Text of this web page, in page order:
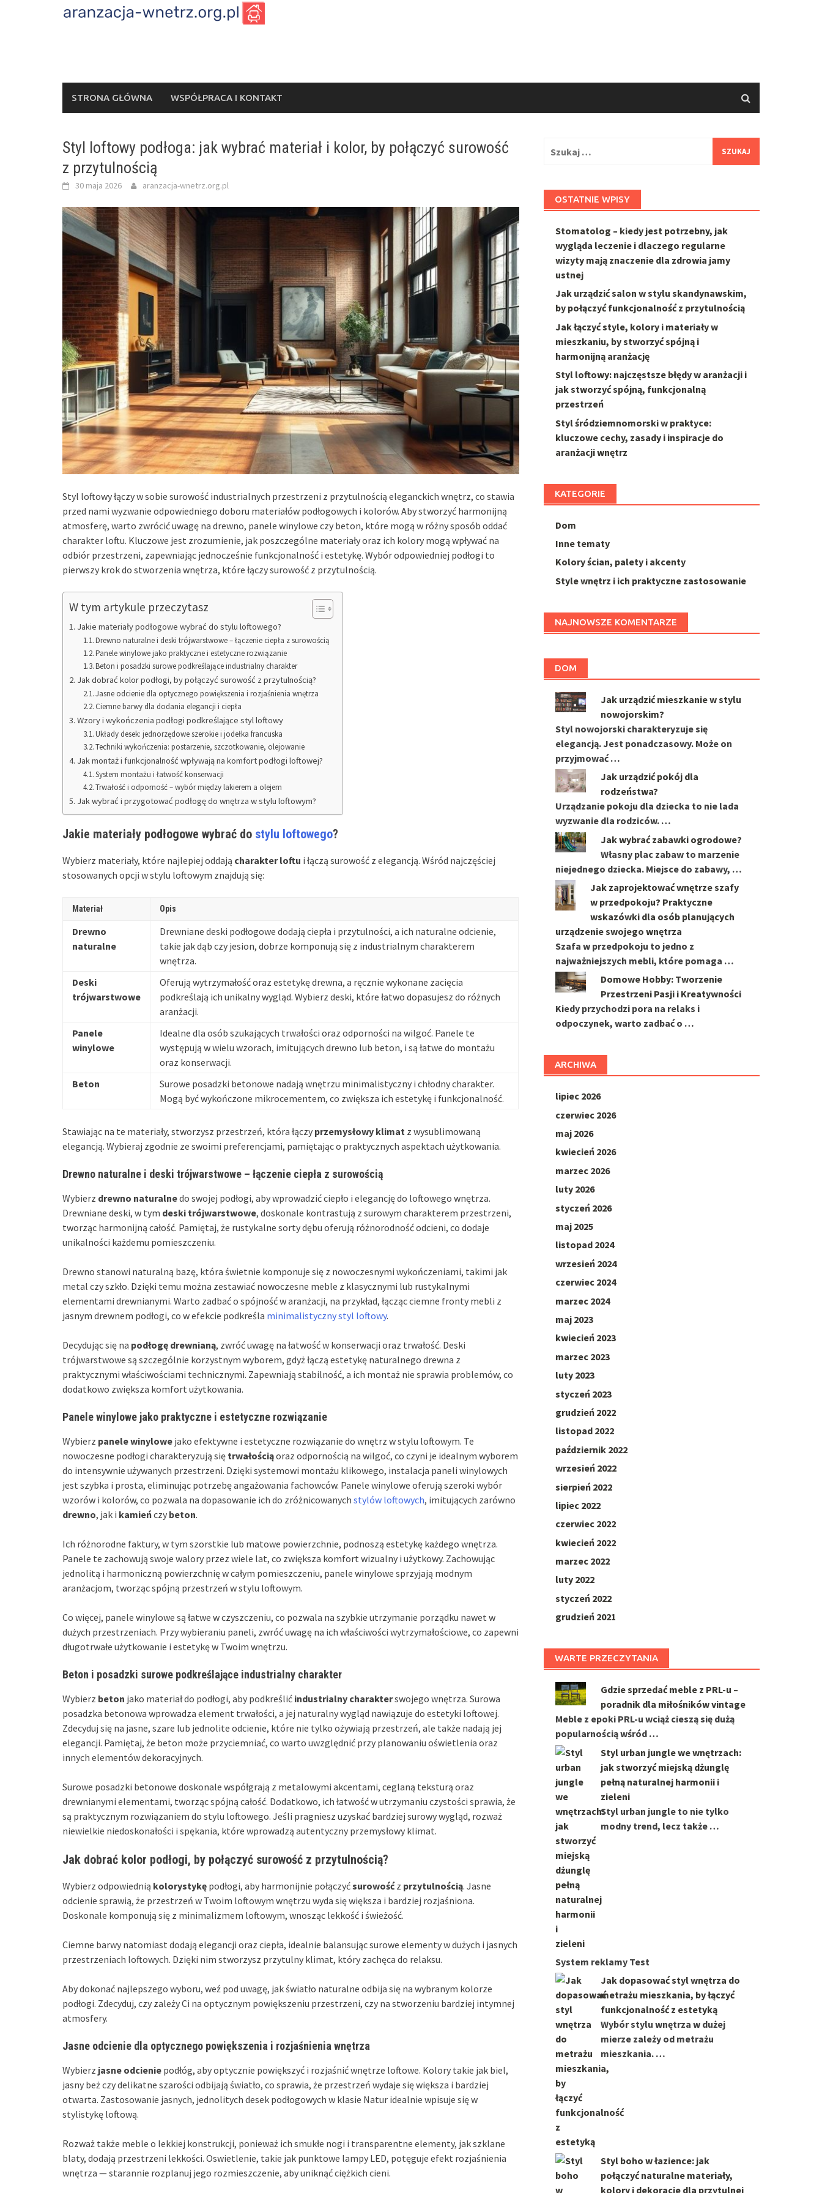
STRONA GŁÓWNA WSPÓŁPRACA I KONTAKT
Styl loftowy podłoga: jak wybrać materiał i kolor, by połączyć surowość
z przytulnością
30 maja 2026 aranzacja-wnetrz.org.pl
Styl loftowy łączy w sobie surowość industrialnych przestrzeni z przytulnością eleganckich wnętrz, co stawia
przed nami wyzwanie odpowiedniego doboru materiałów podłogowych i kolorów. Aby stworzyć harmonijną
atmosferę, warto zwrócić uwagę na drewno, panele winylowe czy beton, które mogą w różny sposób oddać
charakter loftu. Kluczowe jest zrozumienie, jak poszczególne materiały oraz ich kolory mogą wpływać na
odbiór przestrzeni, zapewniając jednocześnie funkcjonalność i estetykę. Wybór odpowiedniej podłogi to
pierwszy krok do stworzenia wnętrza, które łączy surowość z przytulnością.
W tym artykule przeczytasz
Jakie materiały podłogowe wybrać do stylu loftowego?
Drewno naturalne i deski trójwarstwowe – łączenie ciepła z surowością
Panele winylowe jako praktyczne i estetyczne rozwiązanie
Beton i posadzki surowe podkreślające industrialny charakter
Jak dobrać kolor podłogi, by połączyć surowość z przytulnością?
Jasne odcienie dla optycznego powiększenia i rozjaśnienia wnętrza
Ciemne barwy dla dodania elegancji i ciepła
Wzory i wykończenia podłogi podkreślające styl loftowy
Układy desek: jednorzędowe szerokie i jodełka francuska
Techniki wykończenia: postarzenie, szczotkowanie, olejowanie
Jak montaż i funkcjonalność wpływają na komfort podłogi loftowej?
System montażu i łatwość konserwacji
Trwałość i odporność – wybór między lakierem a olejem
Jak wybrać i przygotować podłogę do wnętrza w stylu loftowym?
Jakie materiały podłogowe wybrać do stylu loftowego?
Wybierz materiały, które najlepiej oddają charakter loftu i łączą surowość z elegancją. Wśród najczęściej
stosowanych opcji w stylu loftowym znajdują się:
Materiał Opis
Drewno
naturalne
Drewniane deski podłogowe dodają ciepła i przytulności, a ich naturalne odcienie,
takie jak dąb czy jesion, dobrze komponują się z industrialnym charakterem
wnętrza.
Deski
trójwarstwowe
Oferują wytrzymałość oraz estetykę drewna, a ręcznie wykonane zacięcia
podkreślają ich unikalny wygląd. Wybierz deski, które łatwo dopasujesz do różnych
aranżacji.
Panele
winylowe
Idealne dla osób szukających trwałości oraz odporności na wilgoć. Panele te
występują w wielu wzorach, imitujących drewno lub beton, i są łatwe do montażu
oraz konserwacji.
Beton
Surowe posadzki betonowe nadają wnętrzu minimalistyczny i chłodny charakter.
Mogą być wykończone mikrocementem, co zwiększa ich estetykę i funkcjonalność.
Stawiając na te materiały, stworzysz przestrzeń, która łączy przemysłowy klimat z wysublimowaną
elegancją. Wybieraj zgodnie ze swoimi preferencjami, pamiętając o praktycznych aspektach użytkowania.
Drewno naturalne i deski trójwarstwowe – łączenie ciepła z surowością
Wybierz drewno naturalnedo swojej podłogi, aby wprowadzić ciepło i elegancję do loftowego wnętrza.
Drewniane deski, w tym deski trójwarstwowe, doskonale kontrastują z surowym charakterem przestrzeni,
tworząc harmonijną całość. Pamiętaj, że rustykalne sorty dębu oferują różnorodność odcieni, co dodaje
unikalności każdemu pomieszczeniu.
Drewno stanowi naturalną bazę, która świetnie komponuje się z nowoczesnymi wykończeniami, takimi jak
metal czy szkło. Dzięki temu można zestawiać nowoczesne meble z klasycznymi lub rustykalnymi
elementami drewnianymi. Warto zadbać o spójność w aranżacji, na przykład, łącząc ciemne fronty mebli z
jasnym drewnem podłogi, co w efekcie podkreśla minimalistyczny styl loftowy.
Decydując się na podłogę drewnianą, zwróć uwagę na łatwość w konserwacji oraz trwałość. Deski
trójwarstwowe są szczególnie korzystnym wyborem, gdyż łączą estetykę naturalnego drewna z
praktycznymi właściwościami technicznymi. Zapewniają stabilność, a ich montaż nie sprawia problemów, co
dodatkowo zwiększa komfort użytkowania.
Panele winylowe jako praktyczne i estetyczne rozwiązanie
Wybierz panele winylowe jako efektywne i estetyczne rozwiązanie do wnętrz w stylu loftowym. Te
nowoczesne podłogi charakteryzują się trwałościąoraz odpornością na wilgoć, co czyni je idealnym wyborem
do intensywnie używanych przestrzeni. Dzięki systemowi montażu klikowego, instalacja paneli winylowych
jest szybka i prosta, eliminując potrzebę angażowania fachowców. Panele winylowe oferują szeroki wybór
wzorów i kolorów, co pozwala na dopasowanie ich do zróżnicowanych stylów loftowych, imitujących zarówno
drewno, jak i kamieńczy beton.
Ich różnorodne faktury, w tym szorstkie lub matowe powierzchnie, podnoszą estetykę każdego wnętrza.
Panele te zachowują swoje walory przez wiele lat, co zwiększa komfort wizualny i użytkowy. Zachowując
jednolitą i harmoniczną powierzchnię w całym pomieszczeniu, panele winylowe sprzyjają modnym
aranżacjom, tworząc spójną przestrzeń w stylu loftowym.
Co więcej, panele winylowe są łatwe w czyszczeniu, co pozwala na szybkie utrzymanie porządku nawet w
dużych przestrzeniach. Przy wybieraniu paneli, zwróć uwagę na ich właściwości wytrzymałościowe, co zapewni
długotrwałe użytkowanie i estetykę w Twoim wnętrzu.
Beton i posadzki surowe podkreślające industrialny charakter
Wybierz beton jako materiał do podłogi, aby podkreślić industrialny charakterswojego wnętrza. Surowa
posadzka betonowa wprowadza element trwałości, a jej naturalny wygląd nawiązuje do estetyki loftowej.
Zdecyduj się na jasne, szare lub jednolite odcienie, które nie tylko ożywiają przestrzeń, ale także nadają jej
elegancji. Pamiętaj, że beton może przyciemniać, co warto uwzględnić przy planowaniu oświetlenia oraz
innych elementów dekoracyjnych.
Surowe posadzki betonowe doskonale współgrają z metalowymi akcentami, ceglaną teksturą oraz
drewnianymi elementami, tworząc spójną całość. Dodatkowo, ich łatwość w utrzymaniu czystości sprawia, że
są praktycznym rozwiązaniem do stylu loftowego. Jeśli pragniesz uzyskać bardziej surowy wygląd, rozważ
niewielkie niedoskonałości i spękania, które wprowadzą autentyczny przemysłowy klimat.
Jak dobrać kolor podłogi, by połączyć surowość z przytulnością?
Wybierz odpowiednią kolorystykę podłogi, aby harmonijnie połączyćsurowośćz przytulnością. Jasne
odcienie sprawią, że przestrzeń w Twoim loftowym wnętrzu wyda się większa i bardziej rozjaśniona.
Doskonale komponują się z minimalizmem loftowym, wnosząc lekkość i świeżość.
Ciemne barwy natomiast dodają elegancji oraz ciepła, idealnie balansując surowe elementy w dużych i jasnych
przestrzeniach loftowych. Dzięki nim stworzysz przytulny klimat, który zachęca do relaksu.
Aby dokonać najlepszego wyboru, weź pod uwagę, jak światło naturalne odbija się na wybranym kolorze
podłogi. Zdecyduj, czy zależy Ci na optycznym powiększeniu przestrzeni, czy na stworzeniu bardziej intymnej
atmosfery.
Jasne odcienie dla optycznego powiększenia i rozjaśnienia wnętrza
Wybierz jasne odcienie podłóg, aby optycznie powiększyć i rozjaśnić wnętrze loftowe. Kolory takie jak biel,
jasny beż czy delikatne szarości odbijają światło, co sprawia, że przestrzeń wydaje się większa i bardziej
otwarta. Zastosowanie jasnych, jednolitych desek podłogowych w klasie Natur idealnie wpisuje się w
stylistykę loftową.
Rozważ także meble o lekkiej konstrukcji, ponieważ ich smukłe nogi i transparentne elementy, jak szklane
blaty, dodają przestrzeni lekkości. Oswietlenie, takie jak punktowe lampy LED, potęguje efekt rozjaśnienia
wnętrza — starannie rozplanuj jego rozmieszczenie, aby uniknąć ciężkich cieni.
OSTATNIE WPISY
Stomatolog – kiedy jest potrzebny, jak
wygląda leczenie i dlaczego regularne
wizyty mają znaczenie dla zdrowia jamy
ustnej
Jak urządzić salon w stylu skandynawskim,
by połączyć funkcjonalność z przytulnością
Jak łączyć style, kolory i materiały w
mieszkaniu, by stworzyć spójną i
harmonijną aranżację
Styl loftowy: najczęstsze błędy w aranżacji i
jak stworzyć spójną, funkcjonalną
przestrzeń
Styl śródziemnomorski w praktyce:
kluczowe cechy, zasady i inspiracje do
aranżacji wnętrz
KATEGORIE
Dom
Inne tematy
Kolory ścian, palety i akcenty
Style wnętrz i ich praktyczne zastosowanie
NAJNOWSZE KOMENTARZE
DOM
Jak urządzić mieszkanie w stylu
nowojorskim?
Styl nowojorski charakteryzuje się
elegancją. Jest ponadczasowy. Może on
przyjmować …
Jak urządzić pokój dla
rodzeństwa?
Urządzanie pokoju dla dziecka to nie lada
wyzwanie dla rodziców. …
Jak wybrać zabawki ogrodowe?
Własny plac zabaw to marzenie
niejednego dziecka. Miejsce do zabawy, …
Jak zaprojektować wnętrze szafy
w przedpokoju? Praktyczne
wskazówki dla osób planujących
urządzenie swojego wnętrza
Szafa w przedpokoju to jedno z
najważniejszych mebli, które pomaga …
Domowe Hobby: Tworzenie
Przestrzeni Pasji i Kreatywności
Kiedy przychodzi pora na relaks i
odpoczynek, warto zadbać o …
ARCHIWA
lipiec 2026
czerwiec 2026
maj 2026
kwiecień 2026
marzec 2026
luty 2026
styczeń 2026
maj 2025
listopad 2024
wrzesień 2024
czerwiec 2024
marzec 2024
maj 2023
kwiecień 2023
marzec 2023
luty 2023
styczeń 2023
grudzień 2022
listopad 2022
październik 2022
wrzesień 2022
sierpień 2022
lipiec 2022
czerwiec 2022
kwiecień 2022
marzec 2022
luty 2022
styczeń 2022
grudzień 2021
WARTE PRZECZYTANIA
Gdzie sprzedać meble z PRL-u –
poradnik dla miłośników vintage
Meble z epoki PRL-u wciąż cieszą się dużą
popularnością wśród …
Styl urban jungle we wnętrzach:
jak stworzyć miejską dżunglę
pełną naturalnej harmonii i
zieleni
Styl urban jungle to nie tylko
modny trend, lecz także …
System reklamy Test
Jak dopasować styl wnętrza do
metrażu mieszkania, by łączyć
funkcjonalność z estetyką
Wybór stylu wnętrza w dużej
mierze zależy od metrażu
mieszkania. …
Styl boho w łazience: jak
połączyć naturalne materiały,
kolory i dekoracje dla przytulnej